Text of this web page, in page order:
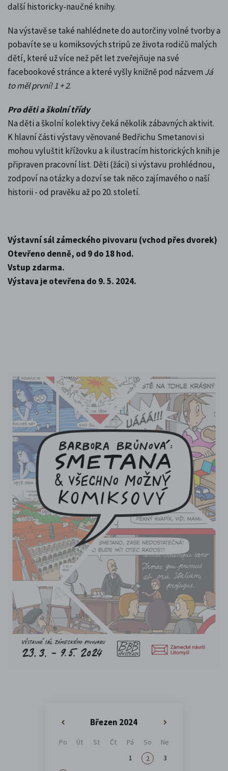
další historicky-naučné knihy.
Na výstavě se také nahlédnete do autorčiny volné tvorby a
pobavíte se u komiksových stripů ze života rodičů malých
dětí, které už více než pět let zveřejňuje na své
facebookové stránce a které vyšly knižně pod názvem Já
to měl první! 1 + 2.
Pro děti a školní třídy
Na děti a školní kolektivy čeká několik zábavných aktivit.
K hlavní části výstavy věnované Bedřichu Smetanovi si
mohou vyluštit křížovku a k ilustracím historických knih je
připraven pracovní list. Děti (žáci) si výstavu prohlédnou,
zodpoví na otázky a dozví se tak něco zajímavého o naší
historii - od pravěku až po 20. století.
Výstavní sál zámeckého pivovaru (vchod přes dvorek)
Otevřeno denně, od 9 do 18 hod.
Vstup zdarma.
Výstava je otevřena do 9. 5. 2024.
Březen 2024
Po Út St Čt Pá So
Ne
1
2
3